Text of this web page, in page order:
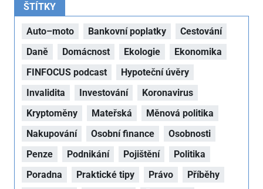
ŠTÍTKY
Auto–moto Bankovní poplatky
Cestování
Daně
Domácnost Ekologie
Ekonomika
FINFOCUS podcast
Hypoteční úvěry
Invalidita
Investování
Koronavirus
Kryptoměny
Mateřská
Měnová politika
Nakupování
Osobní finance
Osobnosti
Penze
Podnikání Pojištění
Politika
Poradna
Praktické tipy Právo
Příběhy